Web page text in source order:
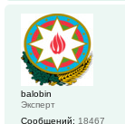
balobin
Эксперт
Сообщений: 18467